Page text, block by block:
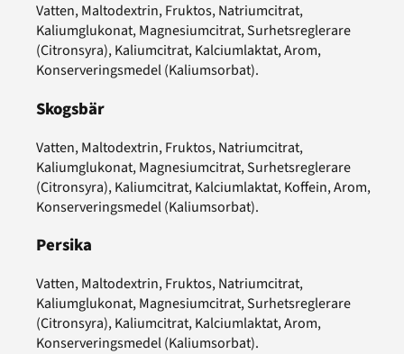
Vatten, Maltodextrin, Fruktos, Natriumcitrat,
Kaliumglukonat, Magnesiumcitrat, Surhetsreglerare
(Citronsyra), Kaliumcitrat, Kalciumlaktat, Arom,
Konserveringsmedel (Kaliumsorbat).
Skogsbär
Vatten, Maltodextrin, Fruktos, Natriumcitrat,
Kaliumglukonat, Magnesiumcitrat, Surhetsreglerare
(Citronsyra), Kaliumcitrat, Kalciumlaktat, Koffein, Arom,
Konserveringsmedel (Kaliumsorbat).
Persika
Vatten, Maltodextrin, Fruktos, Natriumcitrat,
Kaliumglukonat, Magnesiumcitrat, Surhetsreglerare
(Citronsyra), Kaliumcitrat, Kalciumlaktat, Arom,
Konserveringsmedel (Kaliumsorbat).